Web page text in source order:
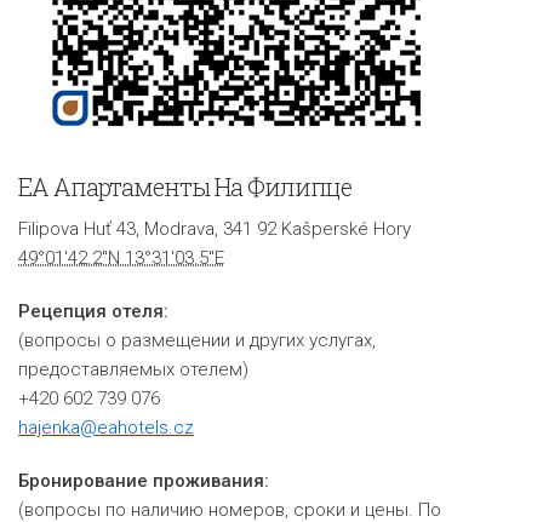
ЕА Апартаменты На Филипце
Filipova Huť 43, Modrava, 341 92 Kašperské Hory
49°01'42.2"N 13°31'03.5"E
Рецепция отеля:
(вопросы о размещении и других услугах,
предоставляемых отелем)
+420 602 739 076
hajenka@eahotels.cz
Бронирование проживания:
(вопросы по наличию номеров, сроки и цены. По